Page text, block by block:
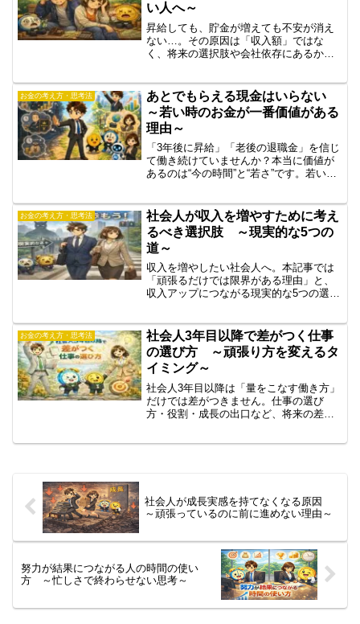
い人へ～
昇給しても、貯金が増えても不安が消え
ない…。その原因は「収入額」ではな
く、将来の選択肢や会社依存にあるかも
方を解説します。
お金の考え方・思考法
あとでもらえる現金はいらない
～若い時のお金が一番価値がある
理由～
「3年後に昇給」「老後の退職金」を信じ
て働き続けていませんか？本当に価値が
あるのは“今の時間”と“若さ”です。若いう
て実体験ベースで解説します。
お金の考え方・思考法
社会人が収入を増やすために考え
るべき選択肢 ～現実的な5つの
道～
収入を増やしたい社会人へ。本記事では
「頑張るだけでは限界がある理由」と、
収入アップにつながる現実的な5つの選択
方を紹介します。
お金の考え方・思考法
社会人3年目以降で差がつく仕事
の選び方 ～頑張り方を変えるタ
イミング～
社会人3年目以降は「量をこなす働き方」
だけでは差がつきません。仕事の選び
方・役割・成長の出口など、将来の差を
社会人が成長実感を持てなくなる原因
～頑張っているのに前に進めない理由～
努力が結果につながる人の時間の使い
方 ～忙しさで終わらせない思考～